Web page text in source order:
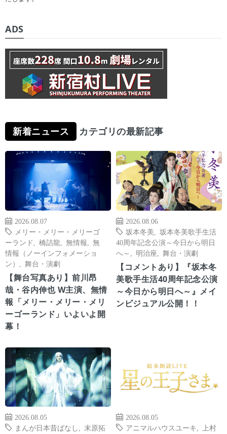
ADS
新着ニュース カテゴリの最新記事
2026.08.07
メリー・メリー・メリーゴ
ーランド
橋詰龍 無情報
無
情報（ノーインフォメーショ
ン）
舞台・演劇
【舞台写真あり】前川昂
哉・谷内伸也 W主演、無情
報「メリー・メリー・メリ
ーゴーランド」いよいよ開
幕！
2026.08.06
坂本冬美
坂本冬美歌手生活
40周年記念公演～今日から明日
へ～
明治座 舞台・演劇
【コメントあり】『坂本冬
美歌手生活40周年記念公演
～今日から明日へ～』メイ
ンビジュアル公開！！
2026.08.05
まんが日本昔ばなし
末原拓
2026.08.05
アニマルハウスユーキ
上村